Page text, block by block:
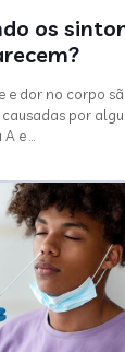
os
e dor no corpo
por
A e…